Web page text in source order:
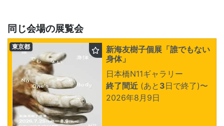
同じ会場の展覧会
新海友樹子個展「誰でもない
身体」
日本橋N11ギャラリー
終了間近 (あと 3日で終了)〜
2026年8月9日
東京都